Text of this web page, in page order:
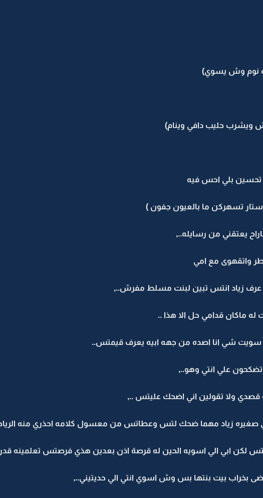
نوم وش يسوي)
ويشرب حليب دافي وينام)
تحسين بلي احس فيه
ستار تسهركن ما بالعيون جفون )
يعتقني من رسايله..,
واتقهوى مع امي
عرف زياد انتس تبين لبنت مسلط مفرش..,
له ماكان قدامي حل الا هذا ..
سويت شي انا اصده من جهه ابيه يعرف قيمتس..
علي انتي وهو..,
قصدي ولا تقولين اني اضحك عليتس ..,
صغيره زياد مهما ضحك لتس وعطاتس من معسول كلامه احذري منه
لكن ابي الي اسويه الحين له قرصة اذن بعدين هذي فرصتس تعلمينه
بخراب بيت بنتها بس وش اسوي انتي الي حديتيني..,